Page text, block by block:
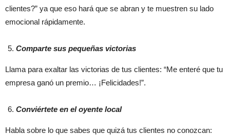
clientes?” ya que eso hará que se abran y te muestren su lado
emocional rápidamente.
Comparte sus pequeñas victorias
Llama para exaltar las victorias de tus clientes: “Me enteré que tu
empresa ganó un premio… ¡Felicidades!”.
Conviértete en el oyente local
Habla sobre lo que sabes que quizá tus clientes no conozcan: